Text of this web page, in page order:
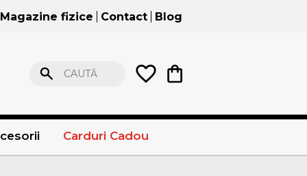
Magazine fizice Contact Blog
CAUTĂ
Carduri Cadou